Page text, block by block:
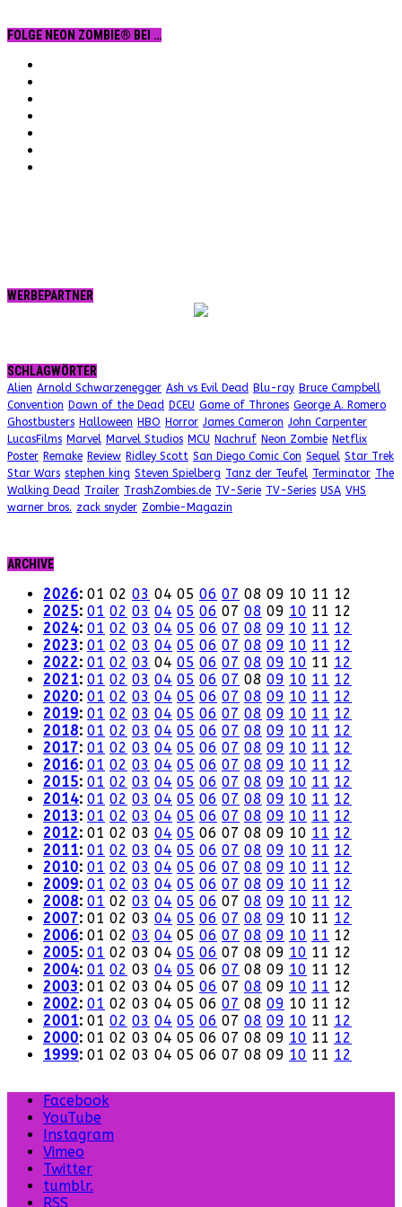
FOLGE NEON ZOMBIE® BEI …
WERBEPARTNER
SCHLAGWÖRTER
Alien Arnold Schwarzenegger Ash vs Evil Dead Blu-ray Bruce Campbell
Convention Dawn of the Dead DCEU Game of Thrones George A. Romero
Ghostbusters Halloween HBO Horror James Cameron John Carpenter
LucasFilms Marvel Marvel Studios MCU Nachruf Neon Zombie Netflix
Poster Remake Review Ridley Scott San Diego Comic Con Sequel Star Trek
Star Wars stephen king Steven Spielberg Tanz der Teufel Terminator The
Walking Dead Trailer TrashZombies.de TV-Serie TV-Series USA VHS
warner bros. zack snyder Zombie-Magazin
ARCHIVE
2026: 01 02 03 04 05 06 07 08 09 10 11 12
2025: 01 02 03 04 05 06 07 08 09 10 11 12
2024: 01 02 03 04 05 06 07 08 09 10 11 12
2023: 01 02 03 04 05 06 07 08 09 10 11 12
2022: 01 02 03 04 05 06 07 08 09 10 11 12
2021: 01 02 03 04 05 06 07 08 09 10 11 12
2020: 01 02 03 04 05 06 07 08 09 10 11 12
2019: 01 02 03 04 05 06 07 08 09 10 11 12
2018: 01 02 03 04 05 06 07 08 09 10 11 12
2017: 01 02 03 04 05 06 07 08 09 10 11 12
2016: 01 02 03 04 05 06 07 08 09 10 11 12
2015: 01 02 03 04 05 06 07 08 09 10 11 12
2014: 01 02 03 04 05 06 07 08 09 10 11 12
2013: 01 02 03 04 05 06 07 08 09 10 11 12
2012: 01 02 03 04 05 06 07 08 09 10 11 12
2011: 01 02 03 04 05 06 07 08 09 10 11 12
2010: 01 02 03 04 05 06 07 08 09 10 11 12
2009: 01 02 03 04 05 06 07 08 09 10 11 12
2008: 01 02 03 04 05 06 07 08 09 10 11 12
2007: 01 02 03 04 05 06 07 08 09 10 11 12
2006: 01 02 03 04 05 06 07 08 09 10 11 12
2005: 01 02 03 04 05 06 07 08 09 10 11 12
2004: 01 02 03 04 05 06 07 08 09 10 11 12
2003: 01 02 03 04 05 06 07 08 09 10 11 12
2002: 01 02 03 04 05 06 07 08 09 10 11 12
2001: 01 02 03 04 05 06 07 08 09 10 11 12
2000: 01 02 03 04 05 06 07 08 09 10 11 12
1999: 01 02 03 04 05 06 07 08 09 10 11 12
Facebook
YouTube
Instagram
Vimeo
Twitter
tumblr.
RSS